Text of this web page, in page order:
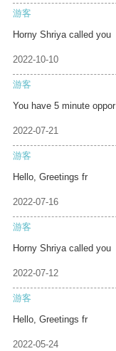
游客
Horny Shriya called you
2022-10-10
游客
You have 5 minute oppor
2022-07-21
游客
Hello, Greetings fr
2022-07-16
游客
Horny Shriya called you
2022-07-12
游客
Hello, Greetings fr
2022-05-24